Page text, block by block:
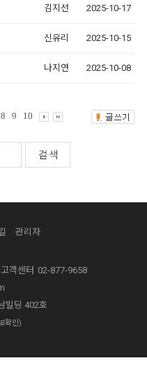
김지선 2025-10-17
신유리 2025-10-15
나지연 2025-10-08
8 9 10
관리자
고객센터 02-877-9658
빌딩 402호
확인)